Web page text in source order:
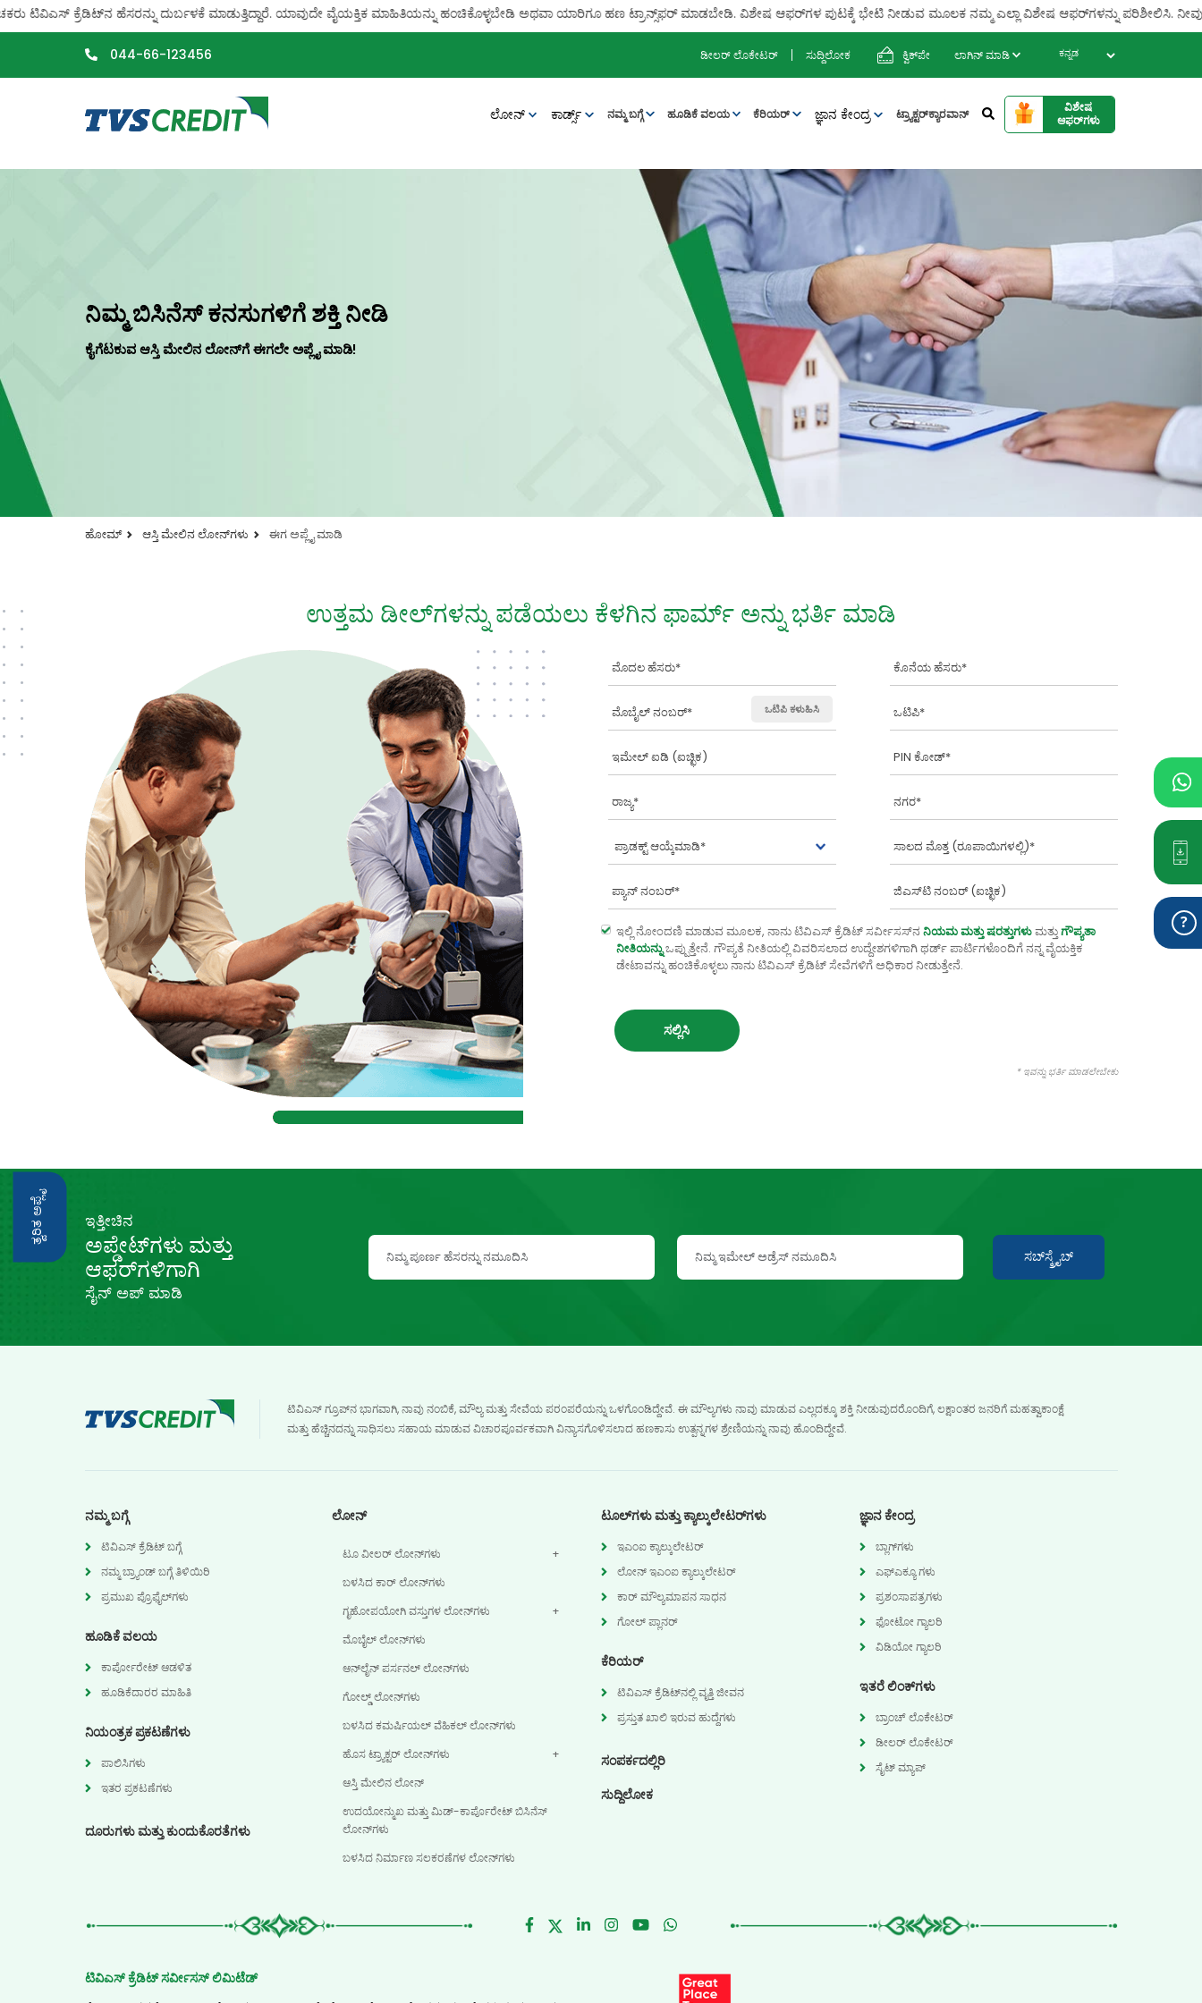
ಟಿವಿಎಸ್ ಕ್ರೆಡಿಟ್‌ನ ಹೆಸರನ್ನು ದುರ್ಬಳಕೆ ಮಾಡುತ್ತಿದ್ದಾರೆ. ಯಾವುದೇ ವೈಯಕ್ತಿಕ ಮಾಹಿತಿಯನ್ನು ಹಂಚಿಕೊಳ್ಳಬೇಡಿ ಅಥವಾ ಯಾರಿಗೂ ಹಣ ಟ್ರಾನ್ಸ್‌ಫರ್ ಮಾಡಬೇಡಿ. ವಿಶೇಷ ಆಫರ್‌ಗಳ ಪುಟಕ್ಕೆ ಭೇಟಿ ನೀಡುವ ಮೂಲಕ ನಮ್ಮ ಎಲ್ಲಾ ವಿಶೇಷ ಆಫರ್‌ಗಳನ್ನು ಪರಿಶೀಲಿಸಿ.
044-66-123456 ಡೀಲರ್ ಲೊಕೇಟರ್ ಸುದ್ದಿಲೋಕ ಕ್ವಿಕ್‌ಪೇ ಲಾಗಿನ್‌ ಮಾಡಿ
ಲೋನ್‌ ಕಾರ್ಡ್ಸ್ ನಮ್ಮ ಬಗ್ಗೆ ಹೂಡಿಕೆ ವಲಯ ಕೆರಿಯರ್ ಜ್ಞಾನ ಕೇಂದ್ರ ಟ್ರ್ಯಾಕ್ಟರ್‌ಕ್ಯಾರವಾನ್
ವಿಶೇಷ
ಆಫರ್‌ಗಳು
ನಿಮ್ಮ ಬಿಸಿನೆಸ್ ಕನಸುಗಳಿಗೆ ಶಕ್ತಿ ನೀಡಿ
ಕೈಗೆಟಕುವ ಆಸ್ತಿ ಮೇಲಿನ ಲೋನ್‌ಗೆ ಈಗಲೇ ಅಪ್ಲೈ ಮಾಡಿ!
ಹೋಮ್ ಆಸ್ತಿ ಮೇಲಿನ ಲೋನ್‌ಗಳು ಈಗ ಅಪ್ಲೈ ಮಾಡಿ
ಉತ್ತಮ ಡೀಲ್‌ಗಳನ್ನು ಪಡೆಯಲು ಕೆಳಗಿನ ಫಾರ್ಮ್ ಅನ್ನು ಭರ್ತಿ ಮಾಡಿ
ಒಟಿಪಿ ಕಳುಹಿಸಿ
ಇಲ್ಲಿ ನೋಂದಣಿ ಮಾಡುವ ಮೂಲಕ, ನಾನು ಟಿವಿಎಸ್ ಕ್ರೆಡಿಟ್ ಸರ್ವೀಸಸ್‌ನ ನಿಯಮ ಮತ್ತು ಷರತ್ತುಗಳುಮತ್ತುಗೌಪ್ಯತಾ
ನೀತಿಯನ್ನುಒಪ್ಪುತ್ತೇನೆ. ಗೌಪ್ಯತೆ ನೀತಿಯಲ್ಲಿ ವಿವರಿಸಲಾದ ಉದ್ದೇಶಗಳಿಗಾಗಿ ಥರ್ಡ್ ಪಾರ್ಟಿಗಳೊಂದಿಗೆ ನನ್ನ ವೈಯಕ್ತಿಕ
ಡೇಟಾವನ್ನು ಹಂಚಿಕೊಳ್ಳಲು ನಾನು ಟಿವಿಎಸ್ ಕ್ರೆಡಿಟ್ ಸೇವೆಗಳಿಗೆ ಅಧಿಕಾರ ನೀಡುತ್ತೇನೆ.
ಸಲ್ಲಿಸಿ
* ಇವನ್ನು ಭರ್ತಿ ಮಾಡಲೇಬೇಕು
ಇತ್ತೀಚಿನ
ಅಪ್ಡೇಟ್‌ಗಳು ಮತ್ತು
ಆಫರ್‌ಗಳಿಗಾಗಿ
ಸೈನ್ ಅಪ್ ಮಾಡಿ
ಸಬ್‍ಸ್ಕ್ರೈಬ್
ಟಿವಿಎಸ್ ಗ್ರೂಪ್‌ನ ಭಾಗವಾಗಿ, ನಾವು ನಂಬಿಕೆ, ಮೌಲ್ಯ ಮತ್ತು ಸೇವೆಯ ಪರಂಪರೆಯನ್ನು ಒಳಗೊಂಡಿದ್ದೇವೆ. ಈ ಮೌಲ್ಯಗಳು ನಾವು ಮಾಡುವ ಎಲ್ಲದಕ್ಕೂ ಶಕ್ತಿ ನೀಡುವುದರೊಂದಿಗೆ, ಲಕ್ಷಾಂತರ ಜನರಿಗೆ ಮಹತ್ವಾಕಾಂಕ್ಷೆ
ಮತ್ತು ಹೆಚ್ಚಿನದನ್ನು ಸಾಧಿಸಲು ಸಹಾಯ ಮಾಡುವ ವಿಚಾರಪೂರ್ವಕವಾಗಿ ವಿನ್ಯಾಸಗೊಳಿಸಲಾದ ಹಣಕಾಸು ಉತ್ಪನ್ನಗಳ ಶ್ರೇಣಿಯನ್ನು ನಾವು ಹೊಂದಿದ್ದೇವೆ.
ನಮ್ಮ ಬಗ್ಗೆ
ಟಿವಿಎಸ್ ಕ್ರೆಡಿಟ್ ಬಗ್ಗೆ
ನಮ್ಮ ಬ್ರ್ಯಾಂಡ್ ಬಗ್ಗೆ ತಿಳಿಯಿರಿ
ಪ್ರಮುಖ ಪ್ರೊಫೈಲ್‌ಗಳು
ಹೂಡಿಕೆ ವಲಯ
ಕಾರ್ಪೋರೇಟ್ ಆಡಳಿತ
ಹೂಡಿಕೆದಾರರ ಮಾಹಿತಿ
ನಿಯಂತ್ರಕ ಪ್ರಕಟಣೆಗಳು
ಪಾಲಿಸಿಗಳು
ಇತರ ಪ್ರಕಟಣೆಗಳು
ದೂರುಗಳು ಮತ್ತು ಕುಂದುಕೊರತೆಗಳು
ಲೋನ್‌
ಟೂ ವೀಲರ್ ಲೋನ್‌ಗಳು
ಬಳಸಿದ ಕಾರ್ ಲೋನ್‌ಗಳು
ಗೃಹೋಪಯೋಗಿ ವಸ್ತುಗಳ ಲೋನ್‌ಗಳು
ಮೊಬೈಲ್ ಲೋನ್‌ಗಳು
ಆನ್‌ಲೈನ್ ಪರ್ಸನಲ್ ಲೋನ್‌ಗಳು
ಗೋಲ್ಡ್ ಲೋನ್‌ಗಳು
ಬಳಸಿದ ಕಮರ್ಷಿಯಲ್ ವೆಹಿಕಲ್ ಲೋನ್‌ಗಳು
ಹೊಸ ಟ್ರ್ಯಾಕ್ಟರ್ ಲೋನ್‌ಗಳು
ಆಸ್ತಿ ಮೇಲಿನ ಲೋನ್
ಉದಯೋನ್ಮುಖ ಮತ್ತು ಮಿಡ್-ಕಾರ್ಪೊರೇಟ್ ಬಿಸಿನೆಸ್
ಲೋನ್‌ಗಳು
ಬಳಸಿದ ನಿರ್ಮಾಣ ಸಲಕರಣೆಗಳ ಲೋನ್‌ಗಳು
ಟೂಲ್‌ಗಳು ಮತ್ತು ಕ್ಯಾಲ್ಕುಲೇಟರ್‌ಗಳು
ಇಎಂಐ ಕ್ಯಾಲ್ಕುಲೇಟರ್
ಲೋನ್ ಇಎಂಐ ಕ್ಯಾಲ್ಕುಲೇಟರ್
ಕಾರ್ ಮೌಲ್ಯಮಾಪನ ಸಾಧನ
ಗೋಲ್ ಪ್ಲಾನರ್
ಕೆರಿಯರ್
ಟಿವಿಎಸ್ ಕ್ರೆಡಿಟ್‌ನಲ್ಲಿ ವೃತ್ತಿ ಜೀವನ
ಪ್ರಸ್ತುತ ಖಾಲಿ ಇರುವ ಹುದ್ದೆಗಳು
ಸಂಪರ್ಕದಲ್ಲಿರಿ
ಸುದ್ದಿಲೋಕ
ಜ್ಞಾನ ಕೇಂದ್ರ
ಬ್ಲಾಗ್‌ಗಳು
ಎಫ್ಎಕ್ಯೂ ಗಳು
ಪ್ರಶಂಸಾಪತ್ರಗಳು
ಫೋಟೋ ಗ್ಯಾಲರಿ
ವಿಡಿಯೋ ಗ್ಯಾಲರಿ
ಇತರೆ ಲಿಂಕ್‌ಗಳು
ಬ್ರಾಂಚ್ ಲೊಕೇಟರ್
ಡೀಲರ್ ಲೊಕೇಟರ್
ಸೈಟ್ ಮ್ಯಾಪ್
ಟಿವಿಎಸ್ ಕ್ರೆಡಿಟ್ ಸರ್ವೀಸಸ್ ಲಿಮಿಟೆಡ್
ತ್ವರಿತ ಅಪ್ಲೈ